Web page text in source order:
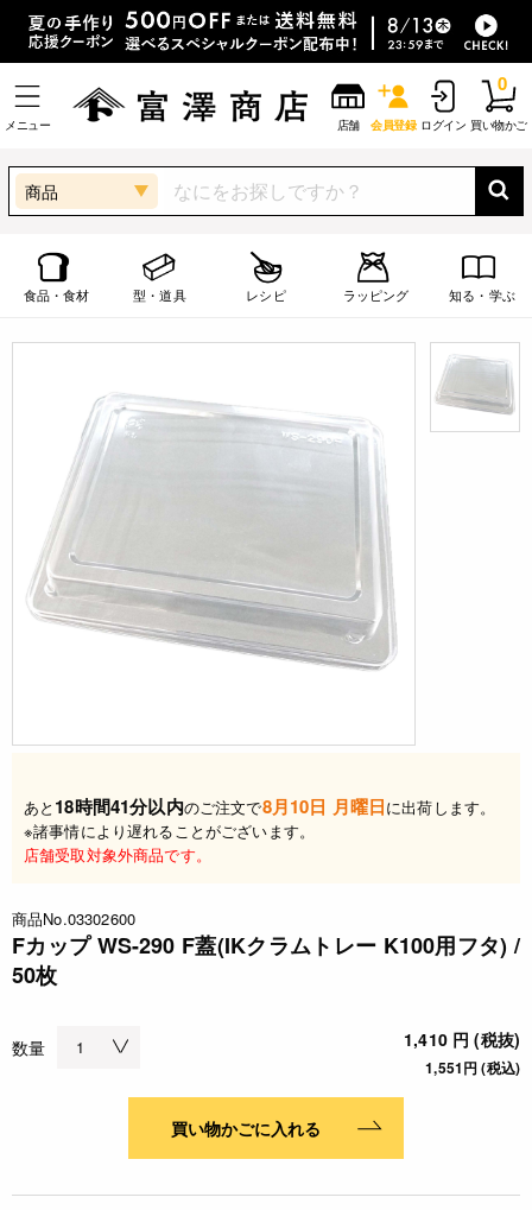
メニュー 店舗 会員登録 ログイン 買い物かご
0
商品
食品・食材 型・道具 レシピ ラッピング 知る・学ぶ
あと 18時間41分以内のご注文で8月10日 月曜日に出荷します。
※諸事情により遅れることがございます。
店舗受取対象外商品です。
商品No.03302600
Fカップ WS-290 F蓋(IKクラムトレー K100用フタ) /
50枚
数量 1,410 円 (税抜)
1,551円 (税込)
買い物かごに入れる